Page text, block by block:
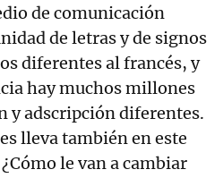
de comunicación
de letras y de signos
diferentes al francés, y
hay muchos millones
y adscripción diferentes.
lleva también en este
le van a cambiar